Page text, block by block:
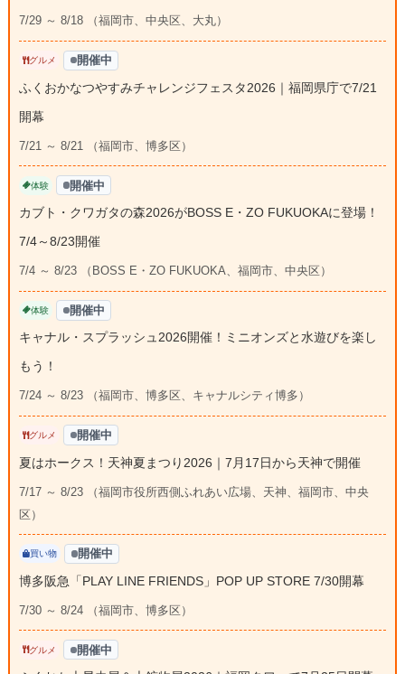
7/29 ～ 8/18 （福岡市、中央区、大丸）
グルメ 開催中
ふくおかなつやすみチャレンジフェスタ2026｜福岡県庁で7/21
開幕
7/21 ～ 8/21 （福岡市、博多区）
体験 開催中
カブト・クワガタの森2026がBOSS E・ZO FUKUOKAに登場！
7/4～8/23開催
7/4 ～ 8/23 （BOSS E・ZO FUKUOKA、福岡市、中央区）
体験 開催中
キャナル・スプラッシュ2026開催！ミニオンズと水遊びを楽し
もう！
7/24 ～ 8/23 （福岡市、博多区、キャナルシティ博多）
グルメ 開催中
夏はホークス！天神夏まつり2026｜7月17日から天神で開催
7/17 ～ 8/23 （福岡市役所西側ふれあい広場、天神、福岡市、中央
区）
買い物 開催中
博多阪急「PLAY LINE FRIENDS」POP UP STORE 7/30開幕
7/30 ～ 8/24 （福岡市、博多区）
グルメ 開催中